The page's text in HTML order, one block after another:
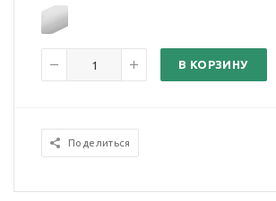
В КОРЗИНУ
Поделиться